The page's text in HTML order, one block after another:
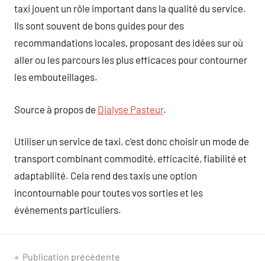
taxi jouent un rôle important dans la qualité du service.
Ils sont souvent de bons guides pour des
recommandations locales, proposant des idées sur où
aller ou les parcours les plus efficaces pour contourner
les embouteillages.
Source à propos de Dialyse Pasteur.
Utiliser un service de taxi, c’est donc choisir un mode de
transport combinant commodité, efficacité, fiabilité et
adaptabilité. Cela rend des taxis une option
incontournable pour toutes vos sorties et les
événements particuliers.
Publication précédente